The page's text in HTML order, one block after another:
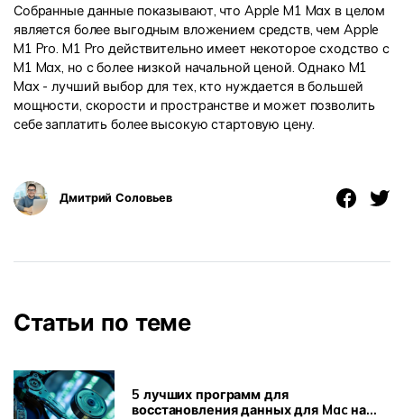
Собранные данные показывают, что Apple M1 Max в целом
является более выгодным вложением средств, чем Apple
M1 Pro. M1 Pro действительно имеет некоторое сходство с
M1 Max, но с более низкой начальной ценой. Однако M1
Max - лучший выбор для тех, кто нуждается в большей
мощности, скорости и пространстве и может позволить
себе заплатить более высокую стартовую цену.
Дмитрий Соловьев
Статьи по теме
5 лучших программ для
восстановления данных для Mac на